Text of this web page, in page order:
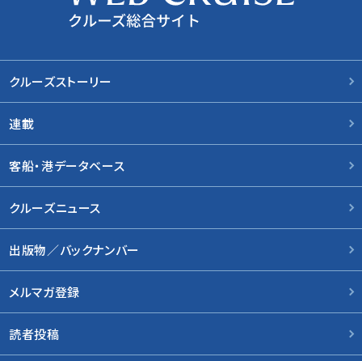
クルーズストーリー
連載
客船・港データベース
クルーズニュース
出版物／バックナンバー
メルマガ登録
読者投稿